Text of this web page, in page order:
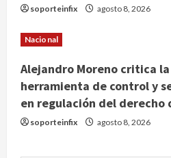
soporteinfix agosto 8, 2026
Nacional
Alejandro Moreno critica
herramienta de control y
en regulación del derecho
soporteinfix agosto 8, 2026
España
Muere a los
influencer
contra el